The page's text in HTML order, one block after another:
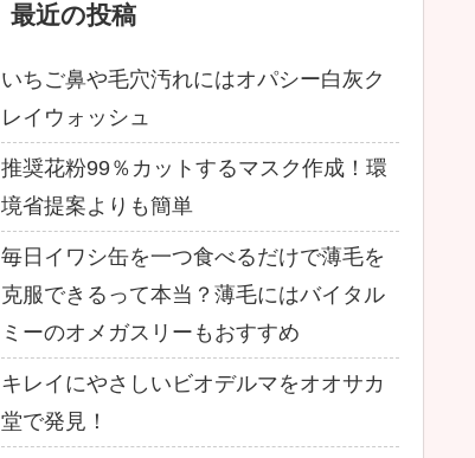
最近の投稿
いちご鼻や毛穴汚れにはオパシー白灰ク
レイウォッシュ
推奨花粉99％カットするマスク作成！環
境省提案よりも簡単
毎日イワシ缶を一つ食べるだけで薄毛を
克服できるって本当？薄毛にはバイタル
ミーのオメガスリーもおすすめ
キレイにやさしいビオデルマをオオサカ
堂で発見！